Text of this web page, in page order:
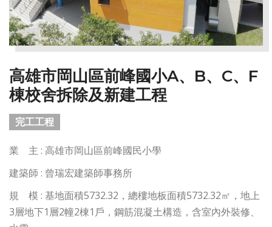
高雄市岡山區前峰國小A、B、C、F
棟校舍拆除及新建工程
完工工程
業 主 : 高雄市岡山區前峰國民小學
建築師 : 曾瑞宏建築師事務所
規 模 : 基地面積5732.32，總樓地板面積5732.32㎡，地上
3層地下1層2幢2棟1戶，鋼筋混凝土構造，含室內外裝修、